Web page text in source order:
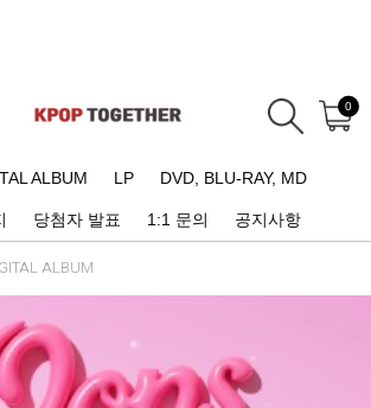
0
ALBUM LP DVD, BLU-RAY, MD
당첨자 발표 1:1 문의 공지사항
ALBUM